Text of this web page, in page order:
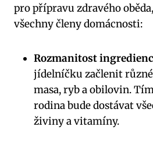
pro přípravu zdravého
všechny ⁢členy domácnosti:
Rozmanitost⁣
jídelníčku začlenit
masa,​ ryb a obilovin.
rodina bude dostávat
živiny a vitamíny.